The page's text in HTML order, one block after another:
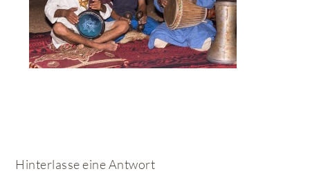
Hinterlasse eine Antwort